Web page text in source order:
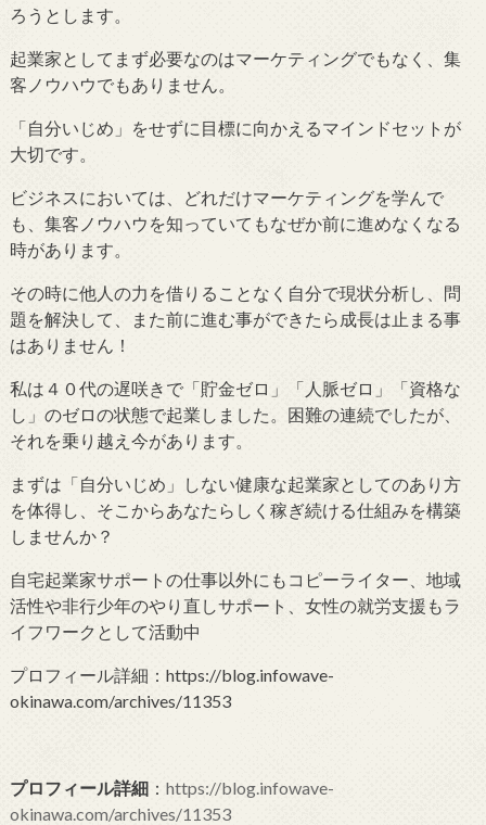
ろうとします。
起業家としてまず必要なのはマーケティングでもなく、集
客ノウハウでもありません。
「自分いじめ」をせずに目標に向かえるマインドセットが
大切です。
ビジネスにおいては、どれだけマーケティングを学んで
も、集客ノウハウを知っていてもなぜか前に進めなくなる
時があります。
その時に他人の力を借りることなく自分で現状分析し、問
題を解決して、また前に進む事ができたら成長は止まる事
はありません！
私は４０代の遅咲きで「貯金ゼロ」「人脈ゼロ」「資格な
し」のゼロの状態で起業しました。困難の連続でしたが、
それを乗り越え今があります。
まずは「自分いじめ」しない健康な起業家としてのあり方
を体得し、そこからあなたらしく稼ぎ続ける仕組みを構築
しませんか？
自宅起業家サポートの仕事以外にもコピーライター、地域
活性や非行少年のやり直しサポート、女性の就労支援もラ
イフワークとして活動中
プロフィール詳細：https://blog.infowave-
okinawa.com/archives/11353
プロフィール詳細： https://blog.infowave-
okinawa.com/archives/11353